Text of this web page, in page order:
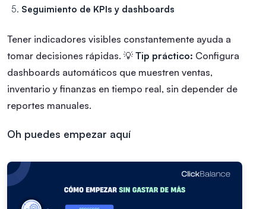
Seguimiento de KPIs y dashboards
Tener indicadores visibles constantemente ayuda a
tomar decisiones rápidas. 💡 Tip práctico: Configura
dashboards automáticos que muestren ventas,
inventario y finanzas en tiempo real, sin depender de
reportes manuales.
Oh puedes empezar aquí